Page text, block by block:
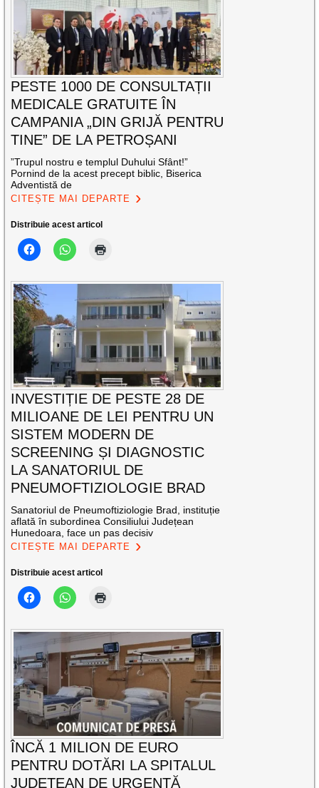
PESTE 1000 DE CONSULTAȚII
MEDICALE GRATUITE ÎN
CAMPANIA „DIN GRIJĂ PENTRU
TINE” DE LA PETROȘANI
”Trupul nostru e templul Duhului Sfânt!”
Pornind de la acest precept biblic, Biserica
Adventistă de
CITEȘTE MAI DEPARTE
Distribuie acest articol
INVESTIȚIE DE PESTE 28 DE
MILIOANE DE LEI PENTRU UN
SISTEM MODERN DE
SCREENING ȘI DIAGNOSTIC
LA SANATORIUL DE
PNEUMOFTIZIOLOGIE BRAD
Sanatoriul de Pneumoftiziologie Brad, instituție
aflată în subordinea Consiliului Județean
Hunedoara, face un pas decisiv
CITEȘTE MAI DEPARTE
Distribuie acest articol
ÎNCĂ 1 MILION DE EURO
PENTRU DOTĂRI LA SPITALUL
JUDEȚEAN DE URGENȚĂ